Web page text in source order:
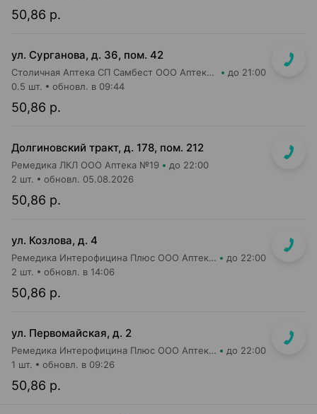
50,86 р.
ул. Сурганова, д. 36, пом. 42
Столичная Аптека СП Самбест ООО Аптека №21 до 21:00
50,86 р.
0.5 шт. обновл. в 09:44
Долгиновский тракт, д. 178, пом. 212
Ремедика ЛКЛ ООО Аптека №19 до 22:00
50,86 р.
2 шт. обновл. 05.08.2026
ул. Козлова, д. 4
Ремедика Интерофицина Плюс ООО Аптека №1 до 22:00
50,86 р.
2 шт. обновл. в 14:06
ул. Первомайская, д. 2
Ремедика Интерофицина Плюс ООО Аптека №2 до 22:00
50,86 р.
1 шт. обновл. в 09:26